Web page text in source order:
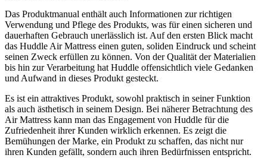
Das Produktmanual enthält auch Informationen zur richtigen
Verwendung und Pflege des Produkts, was für einen sicheren und
dauerhaften Gebrauch unerlässlich ist. Auf den ersten Blick macht
das Huddle Air Mattress einen guten, soliden Eindruck und scheint
seinen Zweck erfüllen zu können. Von der Qualität der Materialien
bis hin zur Verarbeitung hat Huddle offensichtlich viele Gedanken
und Aufwand in dieses Produkt gesteckt.
Es ist ein attraktives Produkt, sowohl praktisch in seiner Funktion
als auch ästhetisch in seinem Design. Bei näherer Betrachtung des
Air Mattress kann man das Engagement von Huddle für die
Zufriedenheit ihrer Kunden wirklich erkennen. Es zeigt die
Bemühungen der Marke, ein Produkt zu schaffen, das nicht nur
ihren Kunden gefällt, sondern auch ihren Bedürfnissen entspricht.